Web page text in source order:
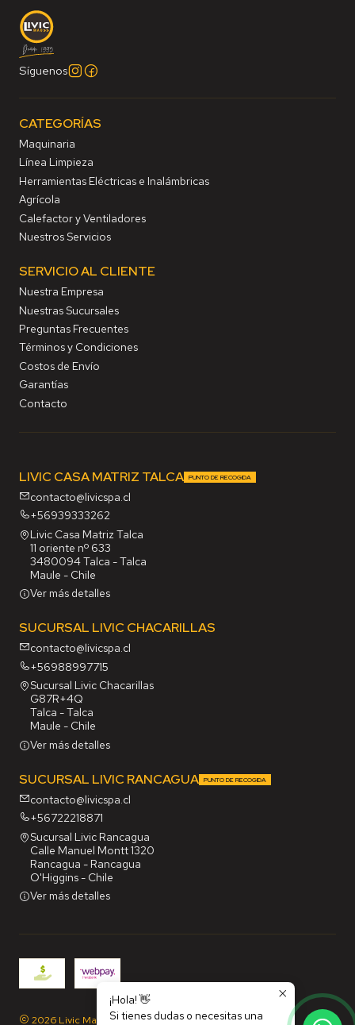
Síguenos
CATEGORÍAS
Maquinaria
Línea Limpieza
Herramientas Eléctricas e Inalámbricas
Agrícola
Calefactor y Ventiladores
Nuestros Servicios
SERVICIO AL CLIENTE
Nuestra Empresa
Nuestras Sucursales
Preguntas Frecuentes
Términos y Condiciones
Costos de Envío
Garantías
Contacto
LIVIC CASA MATRIZ TALCA PUNTO DE RECOGIDA
contacto@livicspa.cl
+56939333262
Livic Casa Matriz Talca
11 oriente nº 633
3480094 Talca - Talca
Maule - Chile
Ver más detalles
SUCURSAL LIVIC CHACARILLAS
contacto@livicspa.cl
+56988997715
Sucursal Livic Chacarillas
G87R+4Q
Talca - Talca
Maule - Chile
Ver más detalles
SUCURSAL LIVIC RANCAGUA PUNTO DE RECOGIDA
contacto@livicspa.cl
+56722218871
Sucursal Livic Rancagua
Calle Manuel Montt 1320
Rancagua - Rancagua
O'Higgins - Chile
Ver más detalles
2026 Livic Maq SpA.
¡Hola! 👋
Si tienes dudas o necesitas una